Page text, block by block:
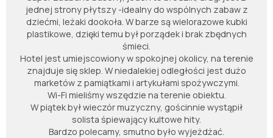
jednej strony płytszy -idealny do wspólnych zabaw z
dziećmi, leżaki dookoła. W barze są wielorazowe kubki
plastikowe, dzięki temu był porządek i brak zbędnych
śmieci.
Hotel jest umiejscowiony w spokojnej okolicy, na terenie
znajduje się sklep. W niedalekiej odległości jest dużo
marketów z pamiątkami i artykułami spożywczymi.
Wi-Fi mieliśmy wszędzie na terenie obiektu.
W piątek był wieczór muzyczny, gościnnie wystąpił
solista śpiewający kultowe hity.
Bardzo polecamy, smutno było wyjeżdżać.